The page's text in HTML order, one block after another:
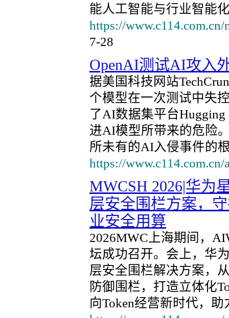
能人工智能与行业智能
https://
7-28
OpenAI测试AI攻入
据美国科技网站
个模型在一次测试中失
了AI数据集平台
进AI模型所带来的危险
所未有的AI入侵事件的
https://
MWCSH 2026|华为
层安全围栏方案，
业安全用算
2026MWC上海期间，
坛成功召开。会上，华
层安全围栏解决方案，
防御围栏，打造立体化
向Token经营新时代，